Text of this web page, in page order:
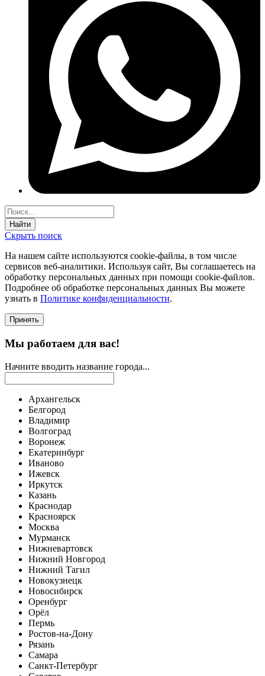
Найти
Скрыть поиск
На нашем сайте используются соokie-файлы, в том числе
сервисов веб-аналитики. Используя сайт, Вы соглашаетесь на
обработку персональных данных при помощи cookie-файлов.
Подробнее об обработке персональных данных Вы можете
узнать в Политике конфиденциальности.
Принять
Мы работаем для вас!
Начните вводить название города...
Архангельск
Белгород
Владимир
Волгоград
Воронеж
Екатеринбург
Иваново
Ижевск
Иркутск
Казань
Краснодар
Красноярск
Москва
Мурманск
Нижневартовск
Нижний Новгород
Нижний Тагил
Новокузнецк
Новосибирск
Оренбург
Орёл
Пермь
Ростов-на-Дону
Рязань
Самара
Санкт-Петербург